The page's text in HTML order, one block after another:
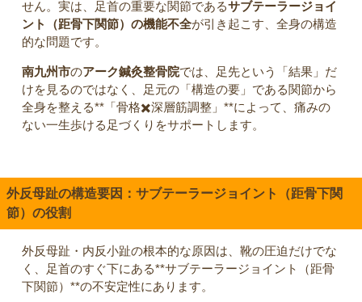
せん。実は、足首の重要な関節であるサブテーラージョイ
ント（距骨下関節）の機能不全が引き起こす、全身の構造
的な問題です。
南九州市のアーク鍼灸整骨院では、足先という「結果」だ
けを見るのではなく、足元の「構造の要」である関節から
全身を整える**「骨格✖️深層筋調整」**によって、痛みの
ない一生歩ける足づくりをサポートします。
外反母趾の構造要因：サブテーラージョイント（距骨下関
節）の役割
外反母趾・内反小趾の根本的な原因は、靴の圧迫だけでな
く、足首のすぐ下にある**サブテーラージョイント（距骨
下関節）**の不安定性にあります。